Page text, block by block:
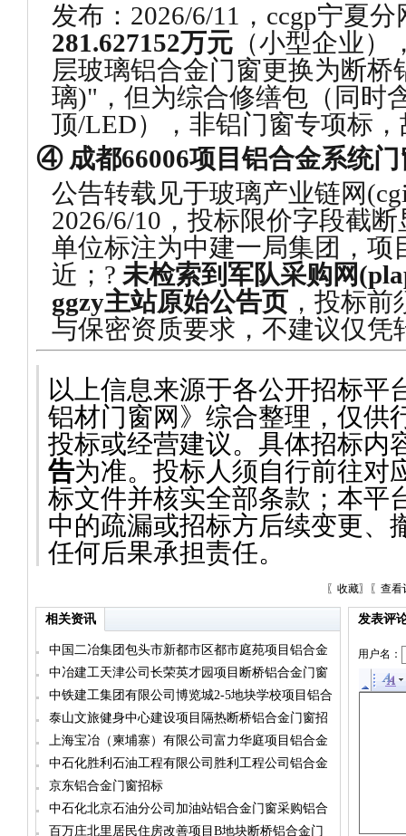
发布：2026/6/11，ccgp宁夏
281.627152万元（小型企业）
层玻璃铝合金门窗更换为断桥
璃)"，但为综合修缮包（同时
顶/LED），非铝门窗专项标
④ 成都66006项目铝合金系统
公告转载见于玻璃产业链网
2026/6/10，投标限价字段截
单位标注为中建一局集团，项
近；? 未检索到军队采购网
ggzy主站原始公告页，投标前
与保密资质要求，不建议仅凭
以上信息来源于各公开招标平
铝材门窗网》综合整理，仅供
投标或经营建议。具体招标内
告为准。投标人须自行前往对
标文件并核实全部条款；本平
中的疏漏或招标方后续变更、
任何后果承担责任。
〖 收藏〗〖 查看
相关资讯
中国二冶集团包头市新都市区都市庭苑项目铝合金
门窗招标
中冶建工天津公司长荣英才园项目断桥铝合金门窗
招标
中铁建工集团有限公司博览城2-5地块学校项目铝合
金门窗招标采购
泰山文旅健身中心建设项目隔热断桥铝合金门窗招
标公告
上海宝冶（柬埔寨）有限公司富力华庭项目铝合金
门窗招标
中石化胜利石油工程有限公司胜利工程公司铝合金
门窗采购铝合金门窗招标公告
京东铝合金门窗招标
中石化北京石油分公司加油站铝合金门窗采购铝合
金门窗招标公告
百万庄北里居民住房改善项目B地块断桥铝合金门
发表评
用户名：